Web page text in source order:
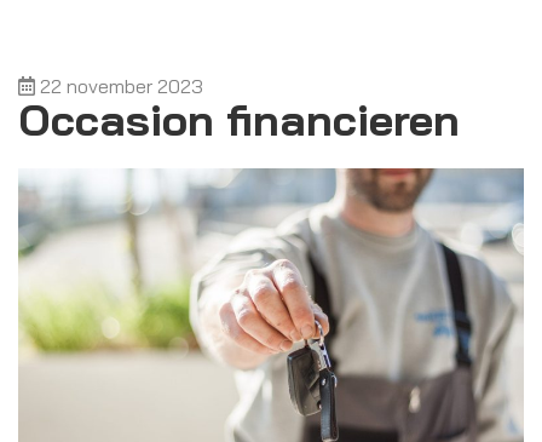
22 november 2023
Occasion financieren